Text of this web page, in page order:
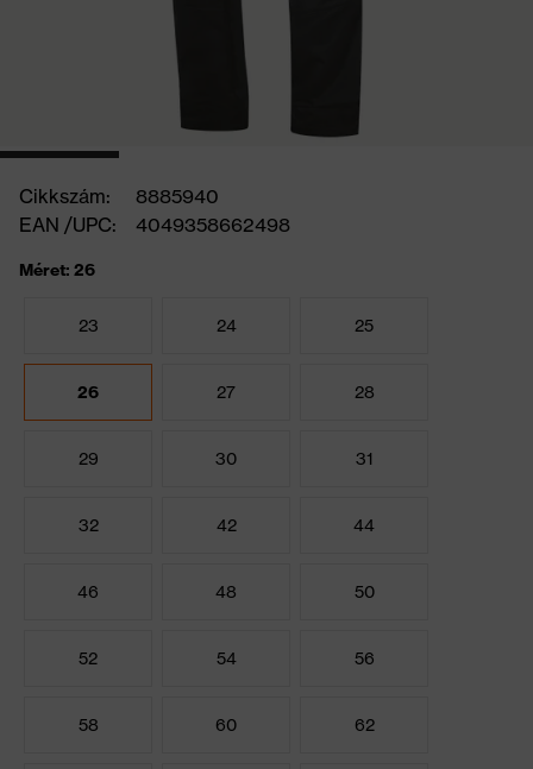
Cikkszám:
8885940
EAN /UPC:
4049358662498
Méret: 26
23 24 25
26 27 28
29 30 31
32 42 44
46 48 50
52 54 56
58 60 62